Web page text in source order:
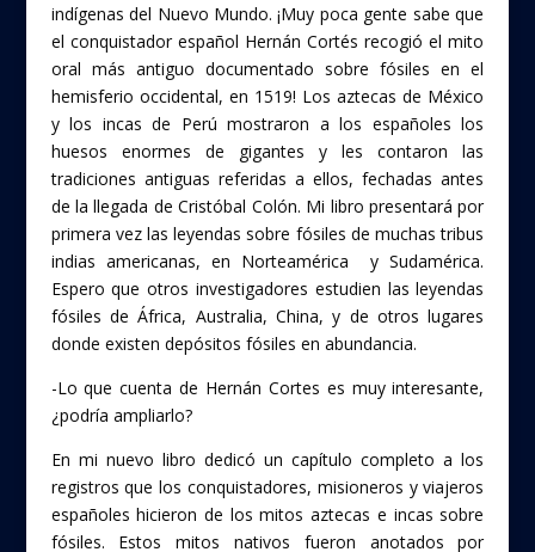
indígenas del Nuevo Mundo. ¡Muy poca gente sabe que
el conquistador español Hernán Cortés recogió el mito
oral más antiguo documentado sobre fósiles en el
hemisferio occidental, en 1519! Los aztecas de México
y los incas de Perú mostraron a los españoles los
huesos enormes de gigantes y les contaron las
tradiciones antiguas referidas a ellos, fechadas antes
de la llegada de Cristóbal Colón. Mi libro presentará por
primera vez las leyendas sobre fósiles de muchas tribus
indias americanas, en Norteamérica y Sudamérica.
Espero que otros investigadores estudien las leyendas
fósiles de África, Australia, China, y de otros lugares
donde existen depósitos fósiles en abundancia.
-Lo que cuenta de Hernán Cortes es muy interesante,
¿podría ampliarlo?
En mi nuevo libro dedicó un capítulo completo a los
registros que los conquistadores, misioneros y viajeros
españoles hicieron de los mitos aztecas e incas sobre
fósiles. Estos mitos nativos fueron anotados por